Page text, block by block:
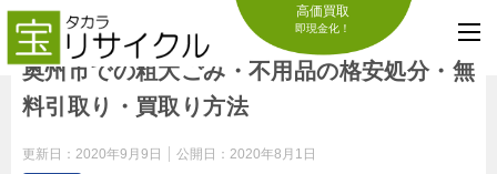
高価買取
即現金化！
奥州市での粗大ごみ・不用品の格安処分・無
料引取り・買取り方法
更新日： 2020年9月9日 公開日： 2020年8月1日